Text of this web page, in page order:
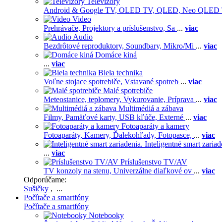
Android & Google TV, OLED TV, QLED, Neo QLED
Video
Prehrávače, Projektory a príslušenstvo, Sa ... viac
Audio
Bezdrôtové reproduktory, Soundbary, Mikro/Mi ... viac
Domáce kiná
... viac
Biela technika
Voľne stojace spotrebiče, Vstavané spotreb ... viac
Malé spotrebiče
Meteostanice, teplomery, Vykurovanie, Príprava ... viac
Multimédiá a zábava
Filmy, Pamäťové karty, USB kľúče, Externé ... viac
Fotoaparáty a kamery
Fotoaparáty, Kamery, Ďalekohľady, Fotopasce, ... viac
Inteligentné smart
... viac
Príslušenstvo TV/AV
TV konzoly na stenu, Univerzálne diaľkové ov ... viac
Odporúčame:
Sušičky , ...
Počítače a smartfóny
Počítače a smartfóny
Notebooky